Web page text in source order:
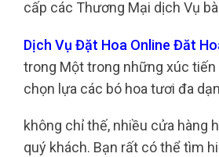
cấp các Thương Mại dịch Vụ
Dịch Vụ Đặt Hoa Online Đăt
trong Một trong những xúc tiến
chọn lựa các bó hoa tươi đa
không chỉ thế, nhiều cửa hàng
quý khách. Bạn rất có thể tìm